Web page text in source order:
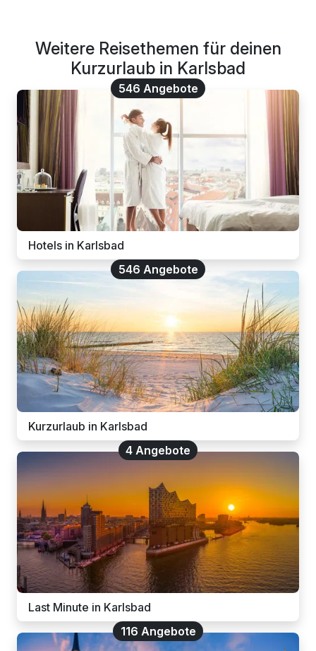
Weitere Reisethemen für deinen
Kurzurlaub in Karlsbad
546 Angebote
Hotels in Karlsbad
546 Angebote
Kurzurlaub in Karlsbad
4 Angebote
Last Minute in Karlsbad
116 Angebote